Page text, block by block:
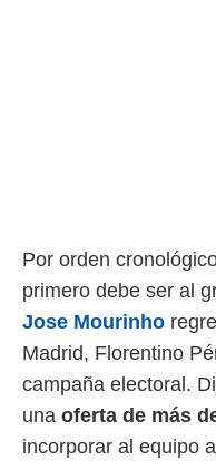
el sitio
se
para
o
Por orden
primero debe ser al
Jose Mourinho
Madrid, Florentino
campaña electoral.
una oferta de más
incorporar al equipo